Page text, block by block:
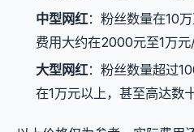
中型网红：粉丝数量在10
费用大约在2000元至1万元/
大型网红：粉丝数量超过
在1万元以上，甚至高达数